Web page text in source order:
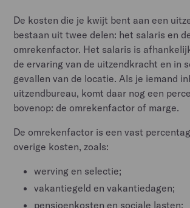
De kosten die je kwijt bent aan een
bestaan uit twee delen: het salaris en
omrekenfactor. Het salaris is
de ervaring van de uitzendkracht en in
gevallen van de locatie. Als je iemand
uitzendbureau, komt daar nog een
bovenop: de omrekenfactor of marge.
De omrekenfactor is een vast
overige kosten, zoals:
werving en selectie;
vakantiegeld en vakantiedagen;
pensioenkosten en sociale lasten;